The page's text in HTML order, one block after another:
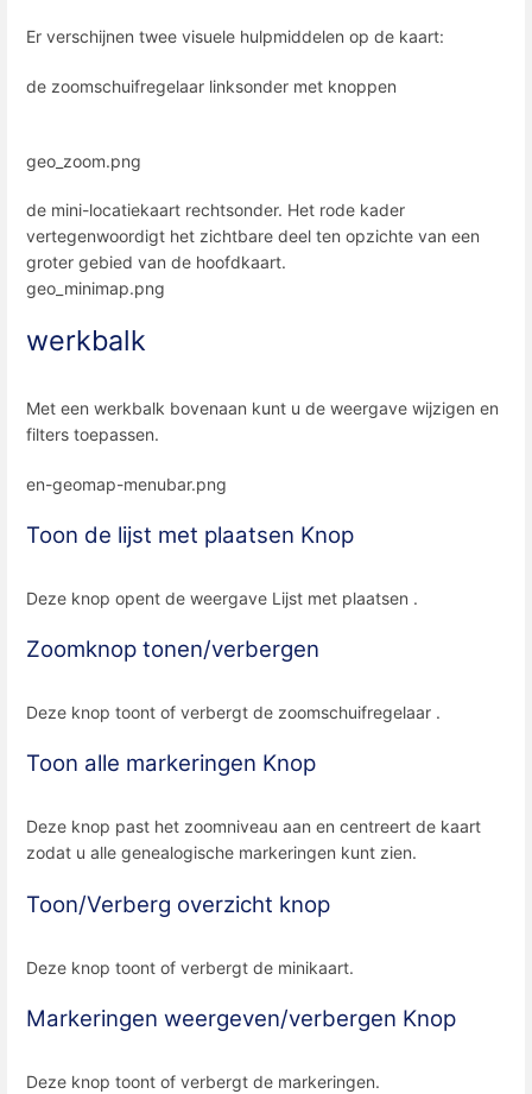
Er verschijnen twee visuele hulpmiddelen op de kaart:
de zoomschuifregelaar linksonder met knoppen
geo_zoom.png
de mini-locatiekaart rechtsonder. Het rode kader
vertegenwoordigt het zichtbare deel ten opzichte van een
groter gebied van de hoofdkaart.
geo_minimap.png
werkbalk
Met een werkbalk bovenaan kunt u de weergave wijzigen en
filters toepassen.
en-geomap-menubar.png
Toon de lijst met plaatsen Knop
Deze knop opent de weergave Lijst met plaatsen .
Zoomknop tonen/verbergen
Deze knop toont of verbergt de zoomschuifregelaar .
Toon alle markeringen Knop
Deze knop past het zoomniveau aan en centreert de kaart
zodat u alle genealogische markeringen kunt zien.
Toon/Verberg overzicht knop
Deze knop toont of verbergt de minikaart.
Markeringen weergeven/verbergen Knop
Deze knop toont of verbergt de markeringen.